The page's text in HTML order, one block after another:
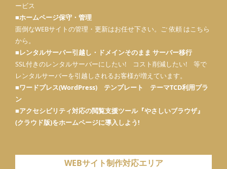
ービス
■ホームページ保守・管理
面倒なWEBサイトの管理・更新はお任せ下さい。ご 依頼 はこちら
から。
■レンタルサーバー引越し・ドメインそのまま サーバー移行
SSL付きのレンタルサーバーにしたい! コスト削減したい! 等で
レンタルサーバーを引越しされるお客様が増えています。
■ワードプレス(WordPress) テンプレート テーマTCD利用プラ
ン
■アクセシビリティ対応の閲覧支援ツール『やさしいブラウザ』
(クラウド版)をホームページに導入しよう!
WEBサイト制作対応エリア